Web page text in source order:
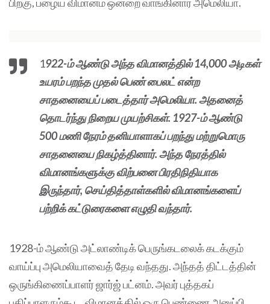
1922-ம் ஆண்டு அந்த விமானத்தில் 14,000 அடிகள்
உயரம் பறந்த முதல் பெண் பைலட் என்ற
சாதனையைப் படைத்தார் அமெலியா. அதனைத்
தொடர்ந்து நிறைய முயற்சிகள். 1927-ம் ஆண்டு
500 மணி நேரம் தனியாளாகப் பறந்து மற்றுமொரு
சாதனையை நிகழ்த்தினார். அந்த நேரத்தில்
விமானங்களுக்கு விற்பனை பிரதிநிதியாக
இருந்தார், செய்தித்தாள்களில் விமானங்களைப்
பற்றிக் கட்டுரைகளை எழுதி வந்தார்.
1928-ம் ஆண்டு அட்லாண்டிக் பெருங்கடலைக் கடக்கும்
வாய்ப்பு அமெலியாவைத் தேடி வந்தது. அந்தத் திட்டத்தின்
ஒருங்கிணைப்பாளர் ஜார்ஜ் பட்னம். அவர் புத்தகப்